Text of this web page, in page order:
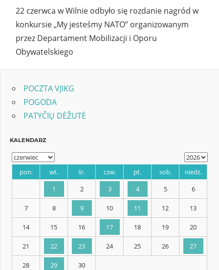
22 czerwca w Wilnie odbyło się rozdanie nagród w
konkursie „My jesteśmy NATO” organizowanym
przez Departament Mobilizacji i Oporu
Obywatelskiego
POCZTA VJIKG
POGODA
PATYČIŲ DĖŽUTĖ